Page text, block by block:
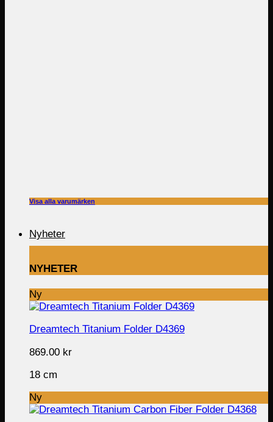
Visa alla varumärken
Nyheter
NYHETER
Ny
Dreamtech Titanium Folder D4369
869.00 kr
18 cm
Ny